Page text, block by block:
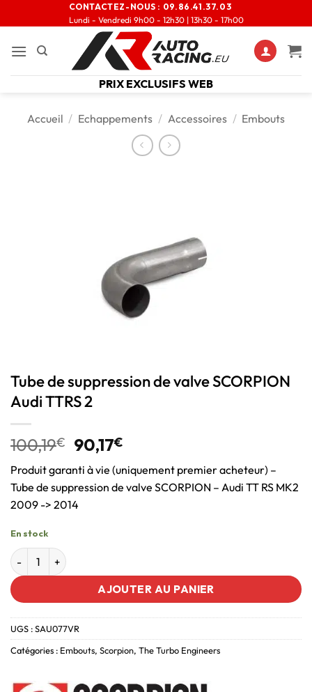
CONTACTEZ-NOUS : 09.86.41.37.03
Lundi - Vendredi 9h00 - 12h30 | 13h30 - 17h00
PRIX EXCLUSIFS WEB
Accueil / Echappements / Accessoires / Embouts
Tube de suppression de valve SCORPION
Audi TTRS 2
100,19€ 90,17€
Produit garanti à vie (uniquement premier acheteur) –
Tube de suppression de valve SCORPION – Audi TT RS MK2
2009 -> 2014
En stock
AJOUTER AU PANIER
UGS :SAU077VR
Catégories : Embouts, Scorpion, The Turbo Engineers